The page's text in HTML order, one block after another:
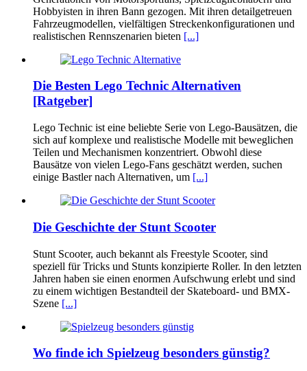
Hobbyisten in ihren Bann gezogen. Mit ihren detailgetreuen
Fahrzeugmodellen, vielfältigen Streckenkonfigurationen und
realistischen Rennszenarien bieten [...]
Die Besten Lego Technic Alternativen
[Ratgeber]
Lego Technic ist eine beliebte Serie von Lego-Bausätzen, die
sich auf komplexe und realistische Modelle mit beweglichen
Teilen und Mechanismen konzentriert. Obwohl diese
Bausätze von vielen Lego-Fans geschätzt werden, suchen
einige Bastler nach Alternativen, um [...]
Die Geschichte der Stunt Scooter
Stunt Scooter, auch bekannt als Freestyle Scooter, sind
speziell für Tricks und Stunts konzipierte Roller. In den letzten
Jahren haben sie einen enormen Aufschwung erlebt und sind
zu einem wichtigen Bestandteil der Skateboard- und BMX-
Szene [...]
Wo finde ich Spielzeug besonders günstig?